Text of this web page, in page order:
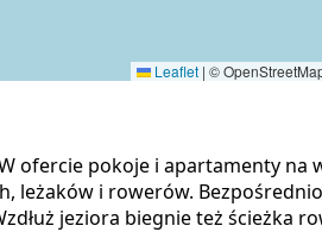
Leaflet | ©
ofercie pokoje i apartamenty na
leżaków i rowerów.
jeziora biegnie też ścieżka